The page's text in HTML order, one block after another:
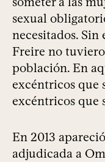
sexual
necesitados. Sin
Freire no
población. En
excéntricos que
excéntricos que
En 2013
adjudicada a